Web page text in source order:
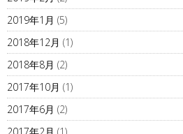
2019年1月 (5)
2018年12月 (1)
2018年8月 (2)
2017年10月 (1)
2017年6月 (2)
2017年2月 (1)